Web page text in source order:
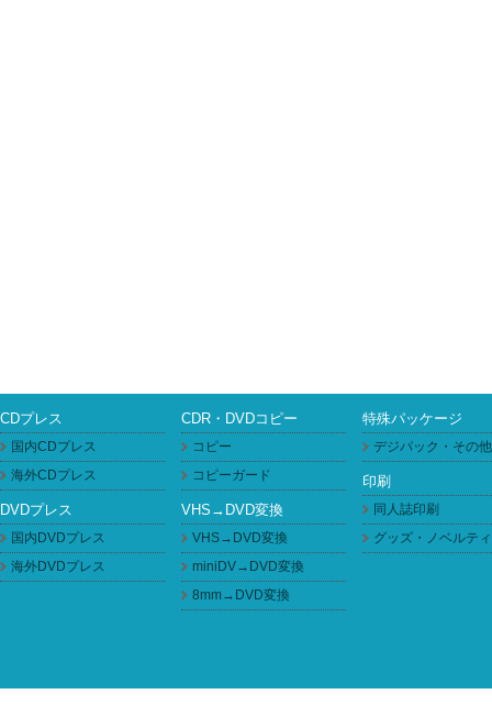
CDプレス
国内CDプレス
海外CDプレス
DVDプレス
国内DVDプレス
海外DVDプレス
CDR・DVDコピー
コピー
コピーガード
VHS→DVD変換
VHS→DVD変換
miniDV→DVD変換
8mm→DVD変換
特殊パッケージ
デジパック・その他
印刷
同人誌印刷
グッズ・ノベルティ